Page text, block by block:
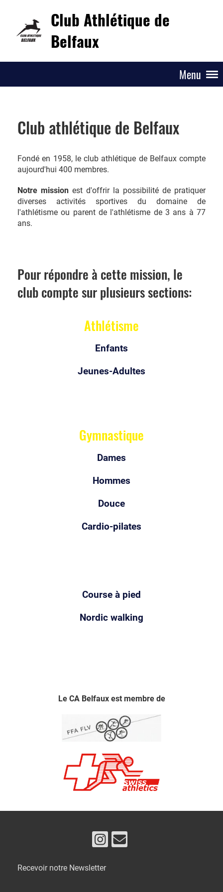
Club Athlétique de
Belfaux
Menu
Club athlétique de Belfaux
Fondé en 1958, le club athlétique de Belfaux compte
aujourd'hui 400 membres.
Notre mission est d'offrir la possibilité de pratiquer
diverses activités sportives du domaine de
l'athlétisme ou parent de l'athlétisme de 3 ans à 77
ans.
Pour répondre à cette mission, le
club compte sur plusieurs sections:
Athlétisme
Enfants
Jeunes-Adultes
Gymnastique
Dames
Hommes
Douce
Cardio-pilates
Course à pied
Nordic walking
Le CA Belfaux est membre de
Recevoir notre Newsletter